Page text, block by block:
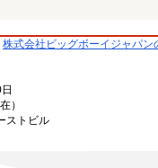
株式会社ビッグボーイジャパン
）
ストビル